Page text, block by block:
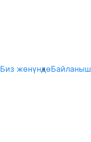
Биз жөнүндөБайланыш